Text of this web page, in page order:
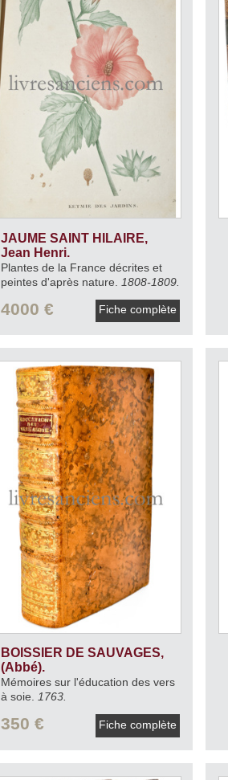
JAUME SAINT HILAIRE,
Jean Henri.
Plantes de la France décrites et
peintes d'après nature.
1808-1809.
4000 € Fiche complète
BOISSIER DE SAUVAGES,
(Abbé).
Mémoires sur l'éducation des vers
à soie. 1763.
350 € Fiche complète